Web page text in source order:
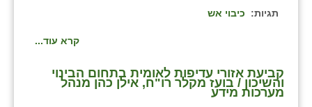
תגיות: כיבוי אש
קרא עוד...
קביעת אזורי עדיפות לאומית בתחום הבינוי
והשיכון / בועז מקלר רו"ח, אילן כהן מנהל
מערכות מידע